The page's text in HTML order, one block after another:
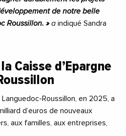
de notre belle
Roussillon. »a indiqué Sandra
Caisse d’Epargne
Languedoc-Roussillon, en 2025, a
d’euros de nouveaux
aux familles, aux entreprises,